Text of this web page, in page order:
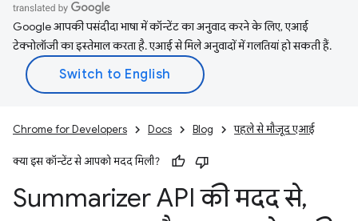
Google आपकी पसंदीदा भाषा में कॉन्टेंट का अनुवाद करने के लिए, एआई
टेक्नोलॉजी का इस्तेमाल करता है. एआई से मिले अनुवादों में गलतियां हो सकती हैं.
Chrome for Developers Docs Blog पहले से मौजूद एआई
क्या इस कॉन्टेंट से आपको मदद मिली?
Summarizer API की मदद से,